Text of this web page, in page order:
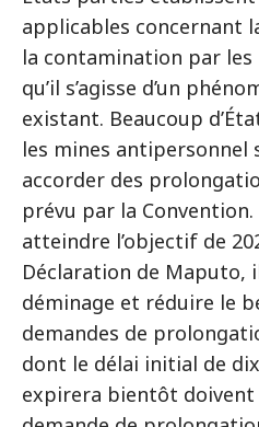
applicables concernant
la contamination par
qu’il s’agisse d’un
existant. Beaucoup
les mines antipersonnel
accorder des
prévu par la
atteindre l’objectif de
Déclaration de Maputo,
déminage et réduire le
demandes de
dont le délai initial de
expirera bientôt doivent